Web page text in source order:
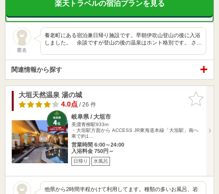
楽天トラベルの宿泊プランを見る
匿名
養老町にある宿泊兼日帰り施設です。早朝伊吹山登山の後に入浴
しました。 余談ですが登山の後の温泉はホント格別です。 さ…
関連情報から探す
お気に入
りに追加
大垣天然温泉 湯の城
4.0点/ 26 件
岐阜県 / 大垣市
美濃青柳駅933m
・大垣駅方面から ACCESS JR東海道本線「大垣駅」南へ
車で約1…
営業時間 6:00～24:00
入浴料金 750円～
日帰り 水風呂
他県から2時間半程かけて利用してます。種類の多いお風呂、岩